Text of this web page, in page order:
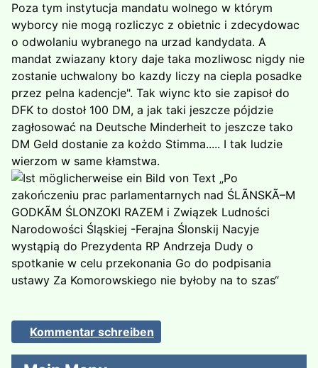
Poza tym instytucja mandatu wolnego w którym
wyborcy nie mogą rozliczyc z obietnic i zdecydowac
o odwolaniu wybranego na urzad kandydata. A
mandat zwiazany ktory daje taka mozliwosc nigdy nie
zostanie uchwalony bo kazdy liczy na ciepla posadke
przez pelna kadencje". Tak wiync kto sie zapisoł do
DFK to dostoł 100 DM, a jak taki jeszcze pójdzie
zagłosować na Deutsche Minderheit to jeszcze tako
DM Geld dostanie za kożdo Stimma..... I tak ludzie
wierzom w same kłamstwa.
Kommentar schreiben